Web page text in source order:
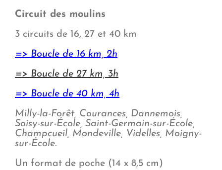
Circuit des moulins
3 circuits de 16, 27 et 40 km
=> Boucle de 16 km, 2h
=> Boucle de 27 km, 3h
=> Boucle de 40 km, 4h
Milly-la-Forêt, Courances, Dannemois,
Soisy-sur-École, Saint-Germain-sur-École,
Champcueil, Mondeville, Videlles, Moigny-
sur-École.
Un format de poche (14 x 8,5 cm)